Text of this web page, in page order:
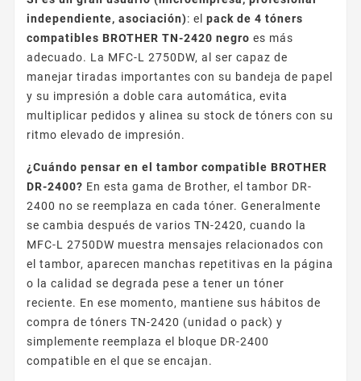
independiente, asociación): el pack de 4 tóners
compatibles BROTHER TN-2420 negro es más
adecuado. La MFC-L 2750DW, al ser capaz de
manejar tiradas importantes con su bandeja de papel
y su impresión a doble cara automática, evita
multiplicar pedidos y alinea su stock de tóners con su
ritmo elevado de impresión.
¿Cuándo pensar en el tambor compatible BROTHER
DR-2400? En esta gama de Brother, el tambor DR-
2400 no se reemplaza en cada tóner. Generalmente
se cambia después de varios TN-2420, cuando la
MFC-L 2750DW muestra mensajes relacionados con
el tambor, aparecen manchas repetitivas en la página
o la calidad se degrada pese a tener un tóner
reciente. En ese momento, mantiene sus hábitos de
compra de tóners TN-2420 (unidad o pack) y
simplemente reemplaza el bloque DR-2400
compatible en el que se encajan.